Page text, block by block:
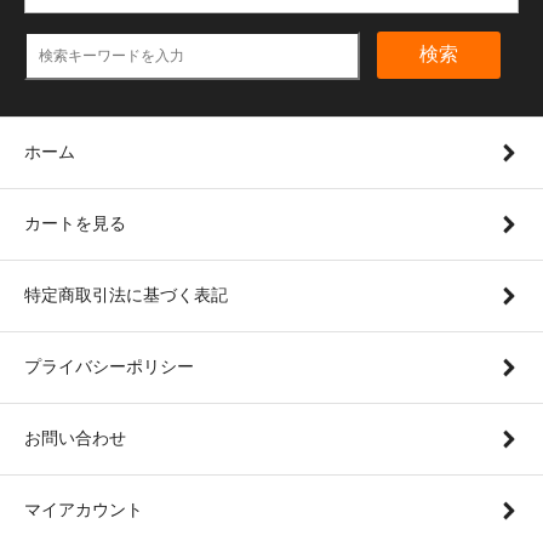
検索
ホーム
カートを見る
特定商取引法に基づく表記
プライバシーポリシー
お問い合わせ
マイアカウント